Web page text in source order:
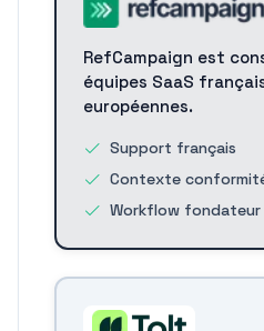
RefCampaign est
équipes SaaS
européennes.
Support français
Contexte
Workflow fondateur